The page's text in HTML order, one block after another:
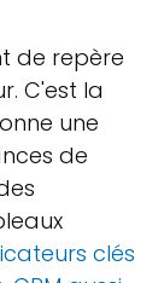
de repère
C'est la
une
de
clés